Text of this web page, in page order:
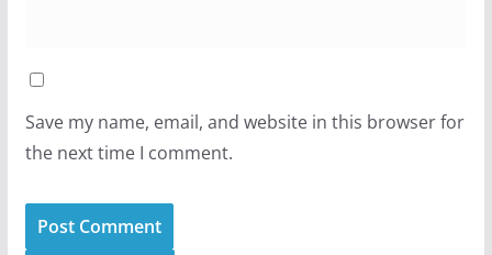
Save my name, email, and website in this browser for
the next time I comment.